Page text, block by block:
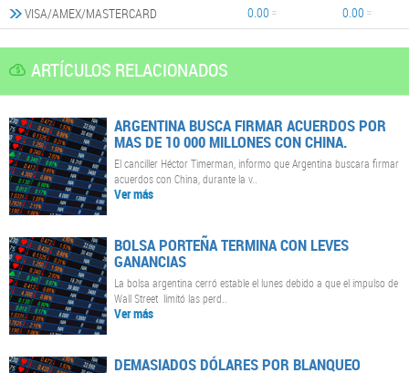
VISA/AMEX/MASTERCARD
0.00 0.00
ARTÍCULOS RELACIONADOS
ARGENTINA BUSCA FIRMAR ACUERDOS POR
MAS DE 10 000 MILLONES CON CHINA.
El canciller Héctor Timerman, informo que Argentina buscara firmar
acuerdos con China, durante la v..
Ver más
BOLSA PORTEÑA TERMINA CON LEVES
GANANCIAS
La bolsa argentina cerró estable el lunes debido a que el impulso de
Wall Street limitó las perd..
Ver más
DEMASIADOS DÓLARES POR BLANQUEO